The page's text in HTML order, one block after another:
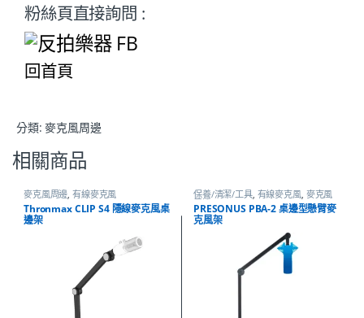
粉絲頁直接詢問 :
回首頁
分類:麥克風周邊
相關商品
麥克風周邊 ,有線麥克風
Thronmax CLIP S4 隱線麥克風桌
邊架
保養/清潔/工具, 有線麥克風, 麥克風
周邊
PRESONUS PBA-2 桌邊型懸臂麥
克風架